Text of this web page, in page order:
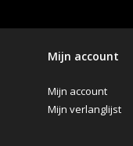
Mijn account
Mijn account
Mijn verlanglijst